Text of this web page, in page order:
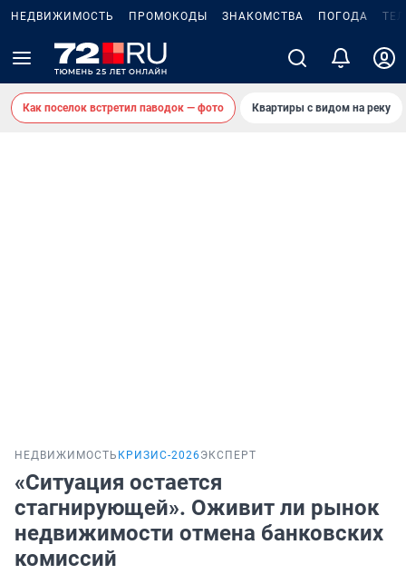
НЕДВИЖИМОСТЬ ПРОМОКОДЫ ЗНАКОМСТВА ПОГОДА
Как поселок встретил паводок — фото Квартиры с видом на реку
НЕДВИЖИМОСТЬ КРИЗИС-2026ЭКСПЕРТ
«Ситуация остается
стагнирующей». Оживит ли рынок
недвижимости отмена банковских
комиссий